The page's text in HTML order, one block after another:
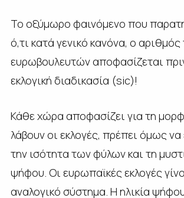
Το οξύμωρο φαινόμενο που
ό,τι κατά γενικό κανόνα, ο
ευρωβουλευτών αποφασίζεται
εκλογική διαδικασία (sic)!
Κάθε χώρα αποφασίζει για τη
λάβουν οι εκλογές, πρέπει όμως να
την ισότητα των φύλων και τη
ψήφου. Οι ευρωπαϊκές εκλογές
αναλογικό σύστημα. Η ηλικία